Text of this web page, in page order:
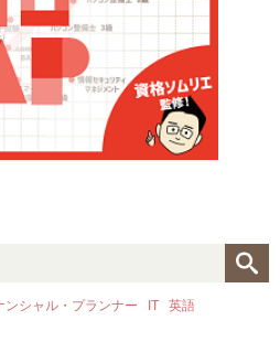
ンシャル・プランナー IT 英語